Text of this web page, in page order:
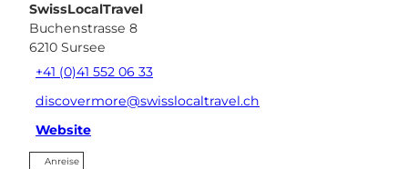
SwissLocalTravel
Buchenstrasse 8
6210 Sursee
+41 (0)41 552 06 33
discovermore@swisslocaltravel.ch
Website
Anreise